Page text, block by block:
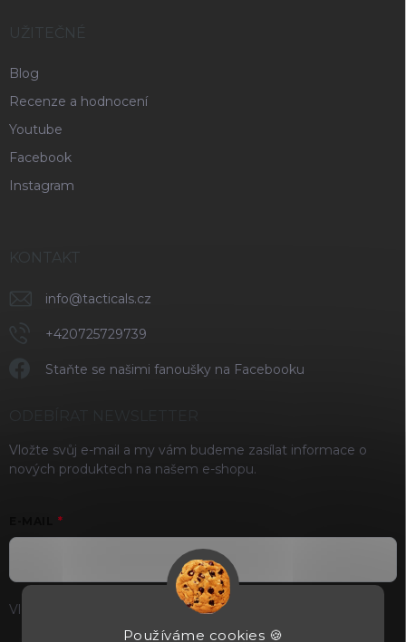
Používáme cookies 🍪
UŽITEČNÉ
Blog
Recenze a hodnocení
Youtube
Facebook
Instagram
KONTAKT
info@tacticals.cz
+420725729739
Staňte se našimi fanoušky na Facebooku
Vložte svůj e-mail a my vám budeme zasílat informace o
nových produktech na našem e-shopu.
Vložením e-mailu souhlasíte spodmínkami ochrany osobních